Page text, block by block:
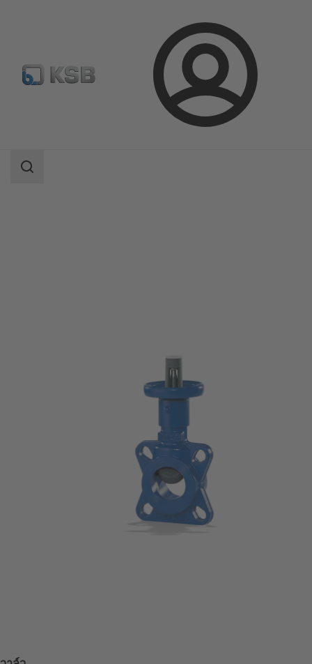
ล็อกอิน
แค็ตตาล็อกผลิตภัณฑ์
ขอบเขต